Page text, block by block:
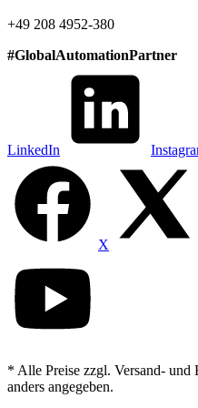
+49 208 4952-380
#GlobalAutomationPartner
LinkedIn
X
* Alle Preise zzgl. Versand- und
anders angegeben.